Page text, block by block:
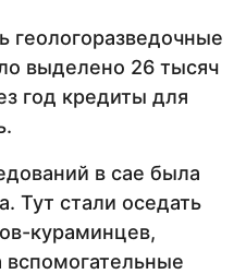
геологоразведочные
выделено 26 тысяч
год кредиты для
в сае была
Тут стали оседать
кураминцев,
вспомогательные